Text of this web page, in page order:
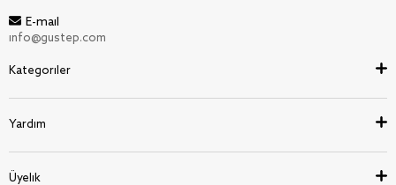
E-mail
info@gustep.com
Kategoriler
Yardım
Üyelik